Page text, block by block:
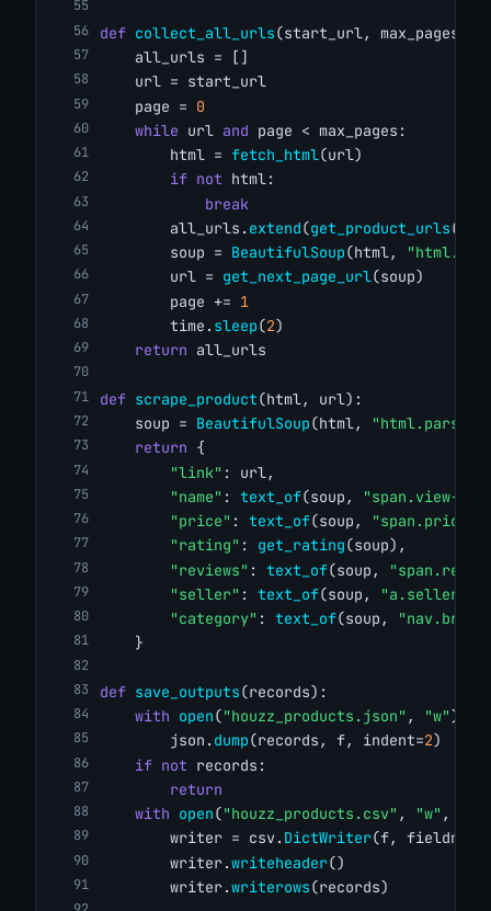
def collect_all_urls(start_url, max_pages):
    all_urls = []
    url = start_url
    page =
0
while url and page < max_pages:
        html =
fetch_html(url)
if not html:
break
        all_urls.
extend(get_product_urls
        soup =
BeautifulSoup(html,
        url =
get_next_page_url(soup)
        page +=
1
        time.
sleep(2)
return all_urls
def scrape_product(html, url):
    soup =
BeautifulSoup(html, "html.parser"
return {
"link" : url,
"name" : text_of(soup,
"span.view-
"price" : text_of(soup,
"rating" : get_rating(soup),
"reviews" : text_of(soup,
"seller" : text_of(soup,
"a.seller-
"category" : text_of(soup,
    }
def save_outputs(records):
with open("houzz_products.json" , "w")
        json.
dump(records, f, indent=2)
if not records:
return
with open("houzz_products.csv" , "w" ,
        writer = csv.
DictWriter(f,
        writer.
writeheader()
        writer.
writerows(records)